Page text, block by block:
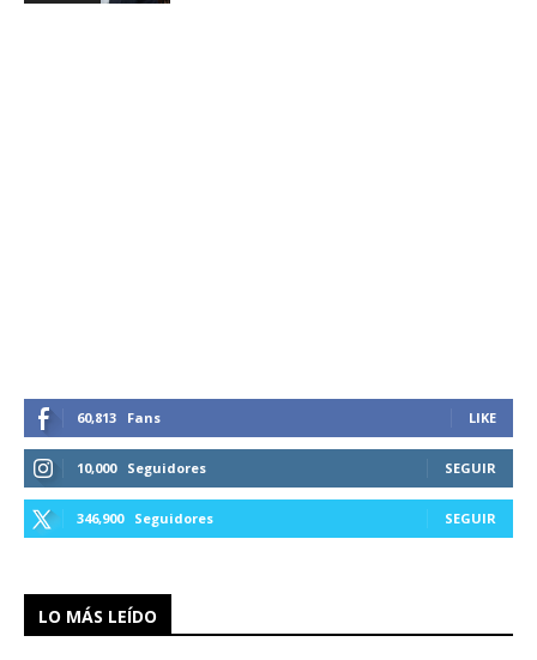
60,813 Fans LIKE
10,000 Seguidores SEGUIR
346,900 Seguidores SEGUIR
LO MÁS LEÍDO